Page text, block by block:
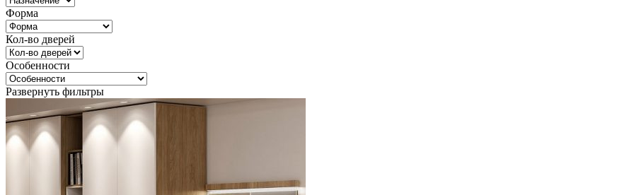
Форма
Кол-во дверей
Особенности
Развернуть фильтры